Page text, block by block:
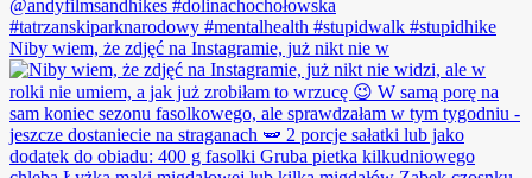
Niby wiem, że zdjęć na Instagramie, już nikt nie w